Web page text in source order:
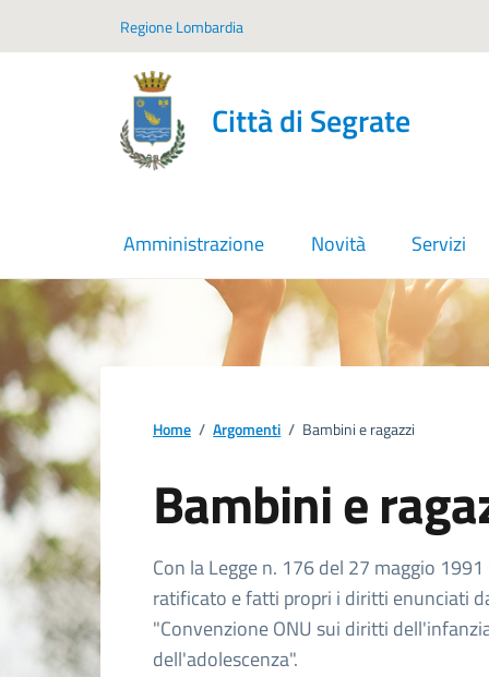
Regione Lombardia
Città di Segrate
Amministrazione Novità Servizi
Home / Argomenti / Bambini e ragazzi
Bambini e
Dettagli
Con la Legge n. 176 del 27 maggio
ratificato e fatti propri i diritti enunciati
"Convenzione ONU sui diritti
dell'adolescenza".